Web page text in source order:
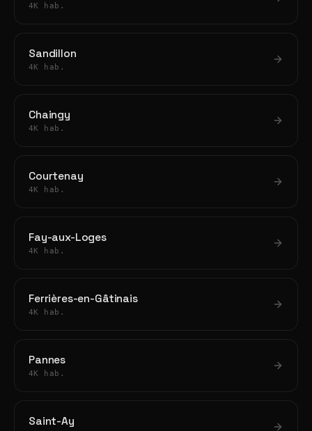
4K hab.
Sandillon
4K hab.
Chaingy
4K hab.
Courtenay
4K hab.
Fay-aux-Loges
4K hab.
Ferrières-en-Gâtinais
4K hab.
Pannes
4K hab.
Saint-Ay